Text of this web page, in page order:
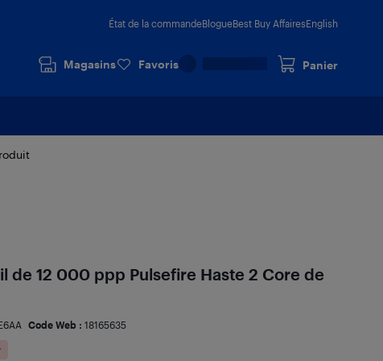
État de la commandeBlogueBest Buy AffairesEnglish
Magasins Favoris Panier
de 12 000 ppp Pulsefire Haste 2 Core de
Code Web : 18165635